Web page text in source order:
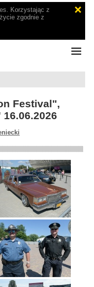
Korzystając z
zgodnie z
Festival",